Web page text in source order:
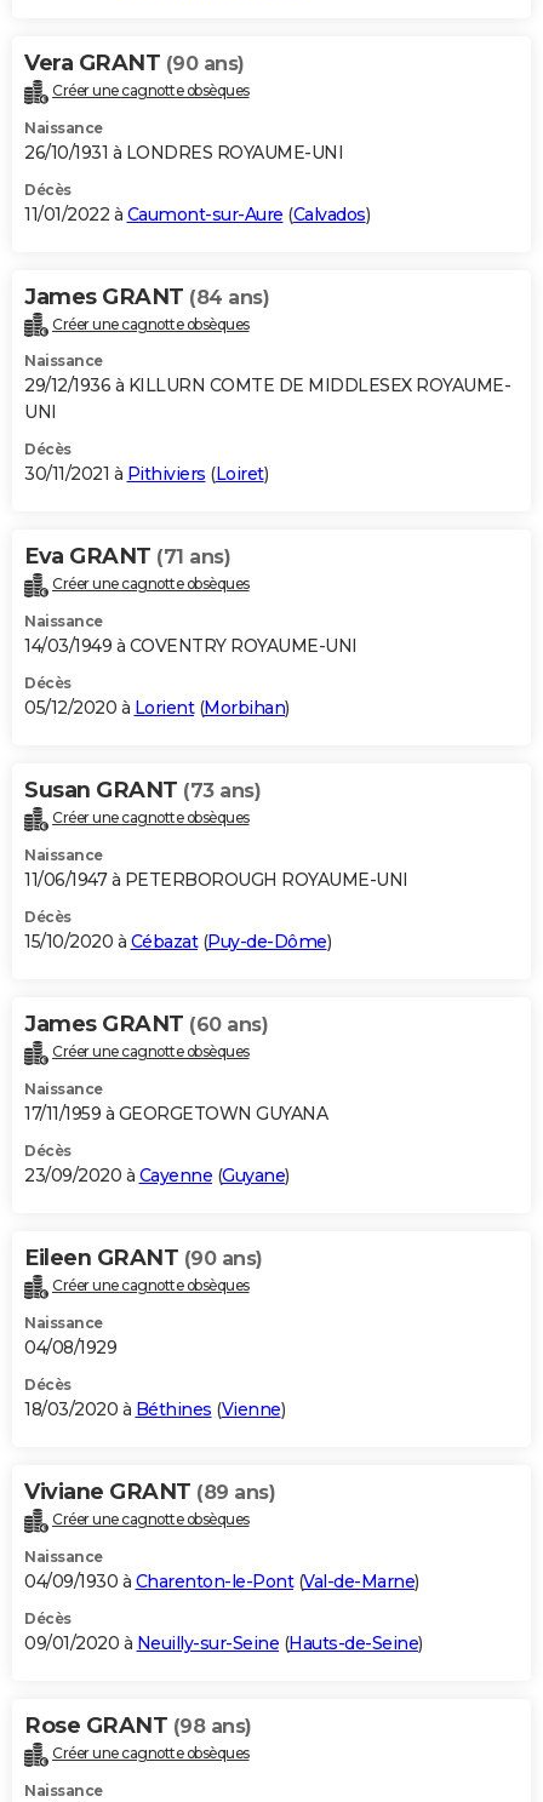
Vera GRANT (90 ans)
Créer une cagnotte obsèques
Naissance
26/10/1931 à LONDRES ROYAUME-UNI
Décès
11/01/2022 à Caumont-sur-Aure (Calvados)
James GRANT (84 ans)
Créer une cagnotte obsèques
Naissance
29/12/1936 à KILLURN COMTE DE MIDDLESEX ROYAUME-
UNI
Décès
30/11/2021 à Pithiviers (Loiret)
Eva GRANT (71 ans)
Créer une cagnotte obsèques
Naissance
14/03/1949 à COVENTRY ROYAUME-UNI
Décès
05/12/2020 à Lorient(Morbihan)
Susan GRANT (73 ans)
Créer une cagnotte obsèques
Naissance
11/06/1947 à PETERBOROUGH ROYAUME-UNI
Décès
15/10/2020 à Cébazat(Puy-de-Dôme)
James GRANT (60 ans)
Créer une cagnotte obsèques
Naissance
17/11/1959 à GEORGETOWN GUYANA
Décès
23/09/2020 à Cayenne (Guyane)
Eileen GRANT (90 ans)
Créer une cagnotte obsèques
Naissance
04/08/1929
Décès
18/03/2020 à Béthines (Vienne)
Viviane GRANT (89 ans)
Créer une cagnotte obsèques
Naissance
04/09/1930 à Charenton-le-Pont(Val-de-Marne)
Décès
09/01/2020 à Neuilly-sur-Seine (Hauts-de-Seine)
Rose GRANT (98 ans)
Créer une cagnotte obsèques
Naissance